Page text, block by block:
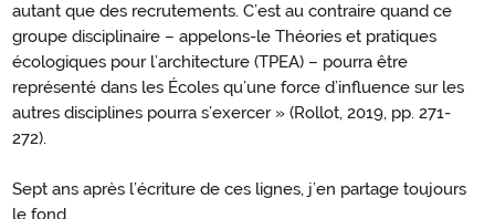
autant que des recrutements. C’est au contraire quand ce
groupe disciplinaire – appelons-le Théories et pratiques
écologiques pour l’architecture (TPEA) – pourra être
représenté dans les Écoles qu’une force d’influence sur les
autres disciplines pourra s’exercer » (Rollot, 2019, pp. 271-
272).
Sept ans après l’écriture de ces lignes, j’en partage toujours
le fond.